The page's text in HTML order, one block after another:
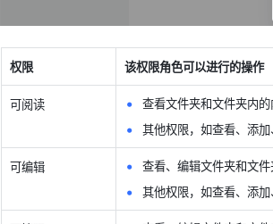
权限 该权限角色可以进行的操作
可阅读
查看文件夹和文件夹内的
其他权限，如查看、添
可编辑
查看、编辑文件夹和文
其他权限，如查看、添